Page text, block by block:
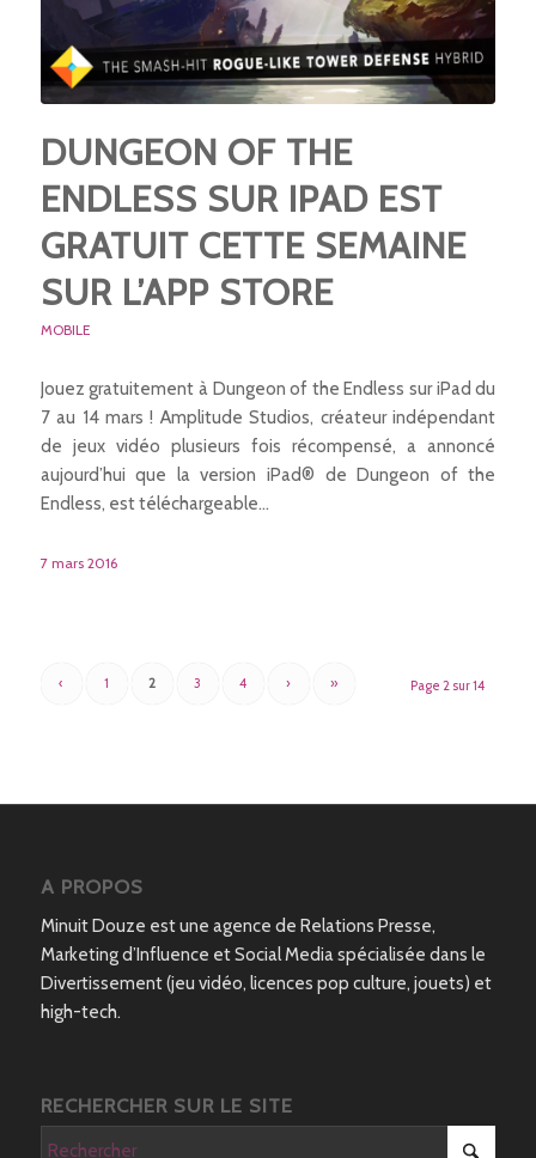
DUNGEON OF THE
ENDLESS SUR IPAD EST
GRATUIT CETTE SEMAINE
SUR L’APP STORE
MOBILE
Jouez gratuitement à Dungeon of the Endless sur iPad du
7 au 14 mars ! Amplitude Studios, créateur indépendant
de jeux vidéo plusieurs fois récompensé, a annoncé
aujourd’hui que la version iPad® de Dungeon of the
Endless, est téléchargeable…
7 mars 2016
Page 2 sur 14
‹ 1 2 3 4 › »
A PROPOS
Minuit Douze est une agence de Relations Presse,
Marketing d’Influence et Social Media spécialisée dans le
Divertissement (jeu vidéo, licences pop culture, jouets) et
high-tech.
RECHERCHER SUR LE SITE